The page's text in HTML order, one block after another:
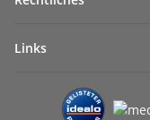
Links